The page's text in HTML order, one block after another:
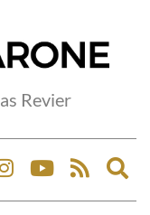
Revier